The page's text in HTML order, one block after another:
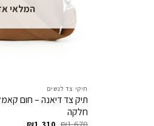
המלאי
תיקי צד לנשים
תיק צד דיאנה – חום
חלקה
המחיר המחיר